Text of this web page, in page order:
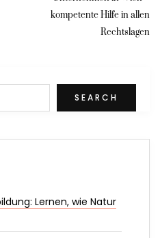
kompetente Hilfe in allen
Rechtslagen
SEARCH
Lernen, wie Natur